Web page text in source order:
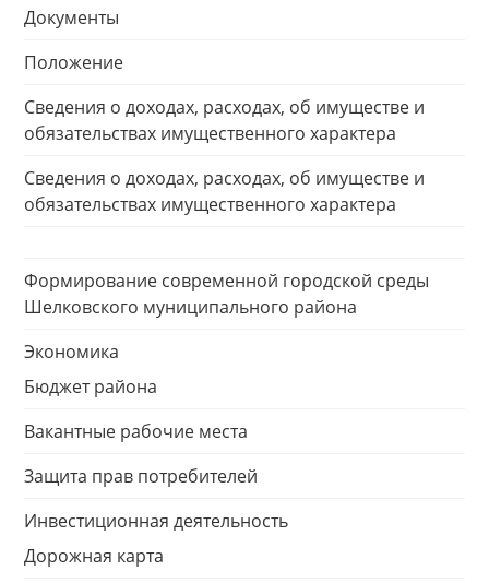
Документы
Положение
Сведения о доходах, расходах, об имуществе и
обязательствах имущественного характера
Сведения о доходах, расходах, об имуществе и
обязательствах имущественного характера
Формирование современной городской среды
Шелковского муниципального района
Экономика
Бюджет района
Вакантные рабочие места
Защита прав потребителей
Инвестиционная деятельность
Дорожная карта